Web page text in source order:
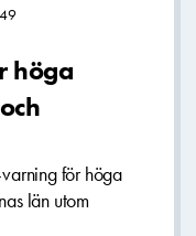
höga
för höga
län utom